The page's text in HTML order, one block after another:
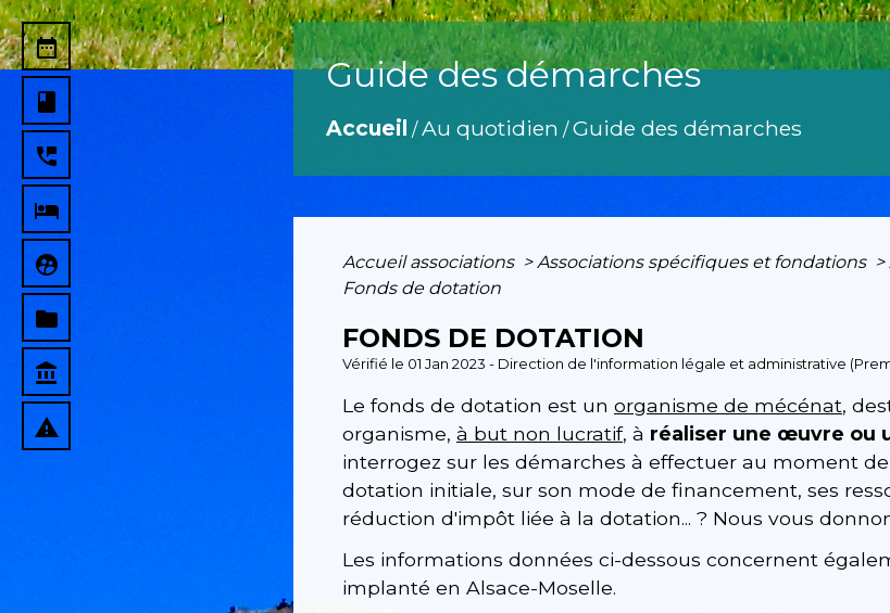
Guide des démarches
Accueil /Au quotidien /Guide des démarches
date_range
book
perm_phone_msg
local_hotel
supervised_user_circle
folder
account_balance
report_problem
Accueil associations > Associations spécifiques et fondations >
Fonds de dotation
FONDS DE DOTATION
Vérifié le 01 Jan 2023 - Direction de l'information légale et administrative
Le fonds de dotation est un organisme de mécénat,
organisme, à but non lucratif, à réaliser une œuvre ou
interrogez sur les démarches à effectuer au moment
dotation initiale, sur son mode de financement, ses
réduction d'impôt liée à la dotation... ? Nous vous
Les informations données ci-dessous concernent
implanté en Alsace-Moselle.